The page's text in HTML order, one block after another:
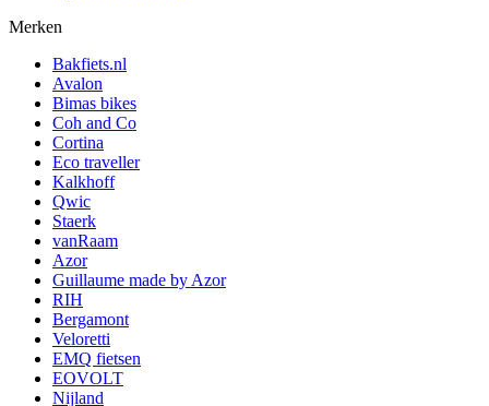
Merken
Bakfiets.nl
Avalon
Bimas bikes
Coh and Co
Cortina
Eco traveller
Kalkhoff
Qwic
Staerk
vanRaam
Azor
Guillaume made by Azor
RIH
Bergamont
Veloretti
EMQ fietsen
EOVOLT
Nijland